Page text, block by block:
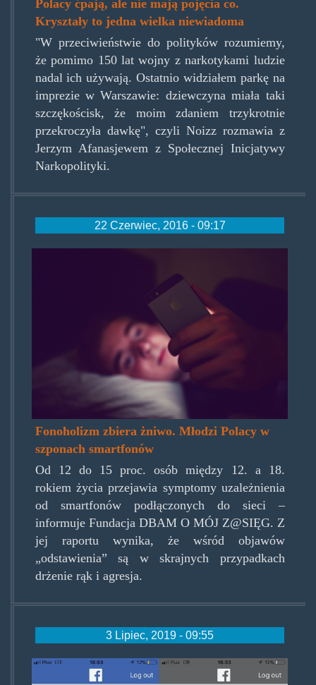
Polacy ćpają, ale nie mają pojęcia co.
Kryształy to jedna wielka niewiadoma
"W przeciwieństwie do polityków rozumiemy,
że pomimo 150 lat wojny z narkotykami ludzie
nadal ich używają. Ostatnio widziałem parkę na
imprezie w Warszawie: dziewczyna miała taki
szczękościsk, że moim zdaniem trzykrotnie
przekroczyła dawkę", czyli Noizz rozmawia z
Jerzym Afanasjewem z Społecznej Inicjatywy
Narkopolityki.
22 Czerwiec, 2016 - 09:17
Fonoholizm zbiera żniwo. Młodzi Polacy w
szponach smartfonów
Od 12 do 15 proc. osób między 12. a 18.
rokiem życia przejawia symptomy uzależnienia
od smartfonów podłączonych do sieci –
informuje Fundacja DBAM O MÓJ Z@SIĘG. Z
jej raportu wynika, że wśród objawów
„odstawienia” są w skrajnych przypadkach
drżenie rąk i agresja.
3 Lipiec, 2019 - 09:55
sekcjatalerzy.jpg